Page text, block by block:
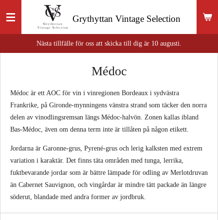
till
huvudinnehållet
Grythyttan Vintage Selection
Nästa tillfälle för oss att skicka till dig är 10 augusti.
Médoc
Médoc är ett AOC för vin i vinregionen Bordeaux i sydvästra
Frankrike, på Gironde-mynningens vänstra strand som täcker den norra
delen av vinodlingsremsan längs Médoc-halvön. Zonen kallas ibland
Bas-Médoc, även om denna term inte är tillåten på någon etikett.
Jordarna är Garonne-grus, Pyrené-grus och lerig kalksten med extrem
variation i karaktär. Det finns täta områden med tunga, lerrika,
fuktbevarande jordar som är bättre lämpade för odling av Merlotdruvan
än Cabernet Sauvignon, och vingårdar är mindre tätt packade än längre
söderut, blandade med andra former av jordbruk.